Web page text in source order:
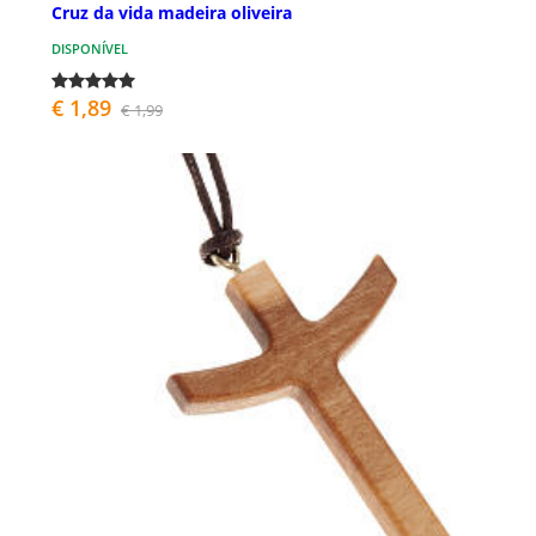
Cruz da vida madeira oliveira
DISPONÍVEL
€ 1,89 € 1,99